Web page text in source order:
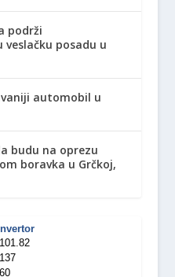
podrži
posadu u
automobil u
budu na oprezu
boravka u Grčkoj,